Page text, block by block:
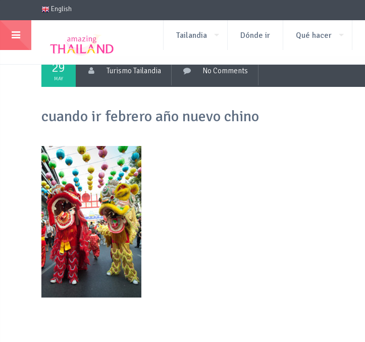
English
Tailandia Dónde ir Qué hacer
29
MAY
Turismo Tailandia No Comments
cuando ir febrero año nuevo chino